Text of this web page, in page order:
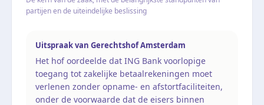
partijen en de uiteindelijke beslissing
Uitspraak van Gerechtshof Amsterdam
Het hof oordeelde dat ING Bank voorlopige
toegang tot zakelijke betaalrekeningen moet
verlenen zonder opname- en afstortfaciliteiten,
onder de voorwaarde dat de eisers binnen